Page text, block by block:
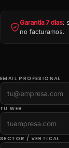
Garantía 7 días:
no facturamos.
EMAIL PROFESIONAL
TU WEB
SECTOR / VERTICAL